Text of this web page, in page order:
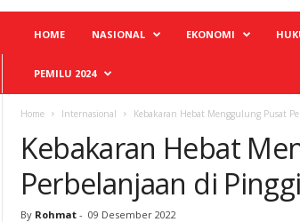
HOME NASIONAL EKONOMI
PEMILU 2024
Home Internasional Kebakaran Hebat Menggulung Pusat
Kebakaran Hebat
Perbelanjaan di
By Rohmat - 09 Desember 2022